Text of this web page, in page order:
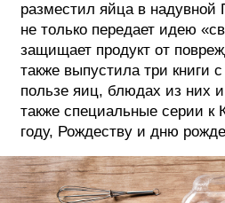
разместил яйца в надувной
не только передает идею
защищает продукт от
также выпустила три книги
пользе яиц, блюдах из них
также специальные серии к
году, Рождеству и дню
ИСТОРИИ
О